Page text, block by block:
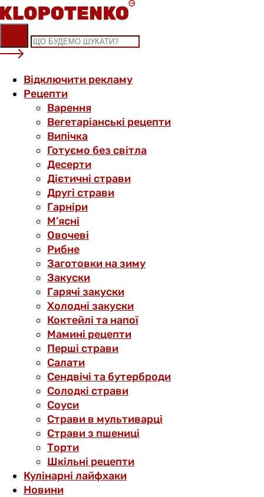
Skip
to
content
Відключити рекламу
Рецепти
Варення
Вегетаріанські рецепти
Випічка
Готуємо без світла
Десерти
Дієтичні страви
Другі страви
Гарніри
М’ясні
Овочеві
Рибне
Заготовки на зиму
Закуски
Гарячі закуски
Холодні закуски
Коктейлі та напої
Мамині рецепти
Перші страви
Салати
Сендвічі та бутерброди
Солодкі страви
Соуси
Страви в мультиварці
Страви з пшениці
Торти
Шкільні рецепти
Кулінарні лайфхаки
Новини